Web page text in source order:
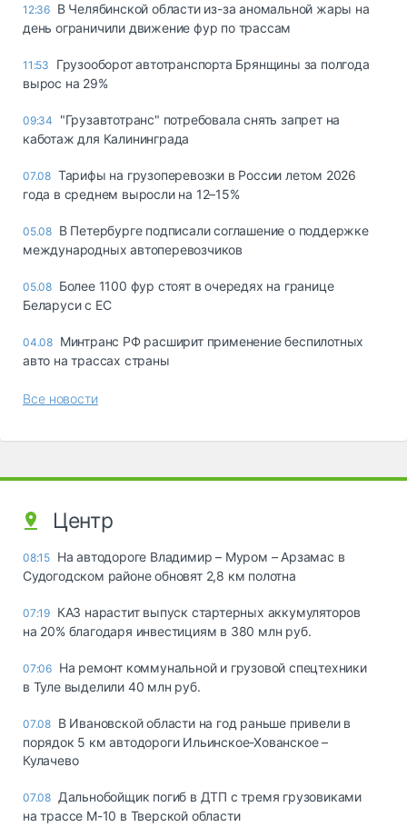
12:36 В Челябинской области из-за аномальной жары на
день ограничили движение фур по трассам
11:53
Грузооборот автотранспорта Брянщины за полгода
вырос на 29%
09:34
"Грузавтотранс" потребовала снять запрет на
каботаж для Калининграда
07.08 Тарифы на грузоперевозки в России летом 2026
года в среднем выросли на 12–15%
05.08 В Петербурге подписали соглашение о поддержке
международных автоперевозчиков
05.08 Более 1100 фур стоят в очередях на границе
Беларуси с ЕС
04.08 Минтранс РФ расширит применение беспилотных
авто на трассах страны
Все новости
Центр
08:15 На автодороге Владимир – Муром – Арзамас в
Судогодском районе обновят 2,8 км полотна
07:19 КАЗ нарастит выпуск стартерных аккумуляторов
на 20% благодаря инвестициям в 380 млн руб.
07:06 На ремонт коммунальной и грузовой спецтехники
в Туле выделили 40 млн руб.
07.08 В Ивановской области на год раньше привели в
порядок 5 км автодороги Ильинское-Хованское –
Кулачево
07.08 Дальнобойщик погиб в ДТП с тремя грузовиками
на трассе М-10 в Тверской области